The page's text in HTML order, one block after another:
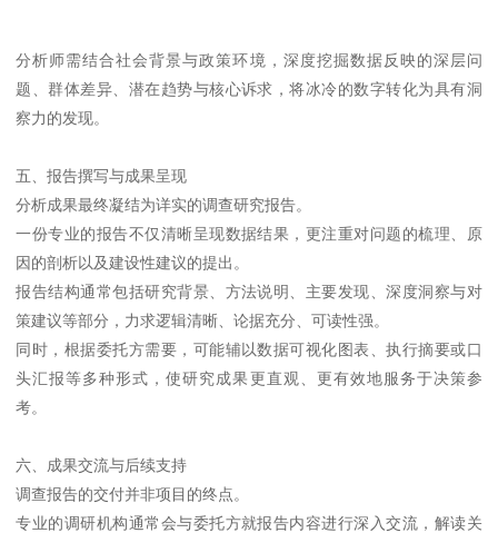
分析师需结合社会背景与政策环境，深度挖掘数据反映的深层问
题、群体差异、潜在趋势与核心诉求，将冰冷的数字转化为具有洞
察力的发现。
五、报告撰写与成果呈现
分析成果最终凝结为详实的调查研究报告。
一份专业的报告不仅清晰呈现数据结果，更注重对问题的梳理、原
因的剖析以及建设性建议的提出。
报告结构通常包括研究背景、方法说明、主要发现、深度洞察与对
策建议等部分，力求逻辑清晰、论据充分、可读性强。
同时，根据委托方需要，可能辅以数据可视化图表、执行摘要或口
头汇报等多种形式，使研究成果更直观、更有效地服务于决策参
考。
六、成果交流与后续支持
调查报告的交付并非项目的终点。
专业的调研机构通常会与委托方就报告内容进行深入交流，解读关